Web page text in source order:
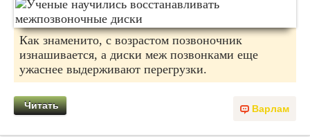
Как знаменито, с возрастом позвоночник
изнашивается, а диски меж позвонками еще
ужаснее выдерживают перегрузки.
Варлам
Читать